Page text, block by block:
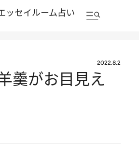
ッセイルーム占い
2022.8.2
羹がお目見え